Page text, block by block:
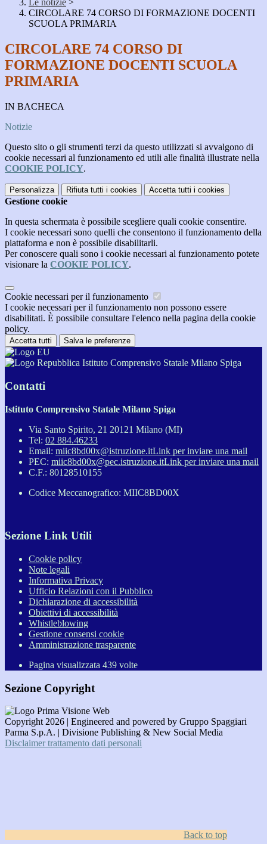
Le notizie >
CIRCOLARE 74 CORSO DI FORMAZIONE DOCENTI
SCUOLA PRIMARIA
CIRCOLARE 74 CORSO DI
FORMAZIONE DOCENTI SCUOLA
PRIMARIA
IN BACHECA
Notizie
Questo sito o gli strumenti terzi da questo utilizzati si avvalgono di
cookie necessari al funzionamento ed utili alle finalità illustrate nella
COOKIE POLICY.
Personalizza Rifiuta tutti i cookies Accetta tutti i cookies
Gestione cookie
In questa schermata è possibile scegliere quali cookie consentire.
I cookie necessari sono quelli che consentono il funzionamento della
piattaforma e non è possibile disabilitarli.
Per conoscere quali sono i cookie necessari al funzionamento potete
visionare la COOKIE POLICY.
Cookie necessari per il funzionamento
I cookie necessari per il funzionamento non possono essere
disabilitati. È possibile consultare l'elenco nella pagina della cookie
policy.
Accetta tutti Salva le preferenze
Istituto Comprensivo Statale Milano Spiga
Contatti
Istituto Comprensivo Statale Milano Spiga
Via Santo Spirito, 21 20121 Milano (MI)
Tel: 02 884.46233
Email: miic8bd00x@istruzione.itLink per inviare una mail
PEC: miic8bd00x@pec.istruzione.itLink per inviare una mail
C.F.: 80128510155
Codice Meccanografico: MIIC8BD00X
Sezione Link Utili
Cookie policy
Note legali
Informativa Privacy
Ufficio Relazioni con il Pubblico
Dichiarazione di accessibilità
Obiettivi di accessibilità
Whistleblowing
Gestione consensi cookie
Amministrazione trasparente
Pagina visualizzata 439 volte
Sezione Copyright
Copyright 2026 | Engineered and powered by Gruppo Spaggiari
Parma S.p.A. | Divisione Publishing & New Social Media
Disclaimer trattamento dati personali
Back to top